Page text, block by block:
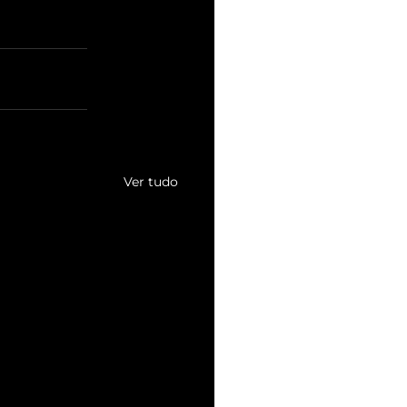
Ver tudo